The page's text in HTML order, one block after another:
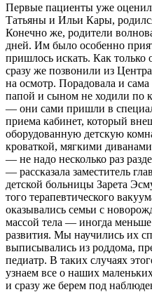
Первые пациенты уже
Татьяны и Ильи Кары,
Конечно же, родители
дней. Им было особенно
пришлось искать. Как
сразу же позвонили из
на осмотр. Порадовала и
папой и сыном не ходили по
— они сами пришли в
приема кабинет, который
оборудованную детскую
кроваткой, мягкими
— не надо несколько раз
— рассказала заместитель
детской больницы Зарета
того терапевтического
оказывались семьи с
массой тела — иногда
развития. Мы научились их
выписывались из роддома,
педиатр. В таких случаях
узнаем все о наших
и сразу же берем под